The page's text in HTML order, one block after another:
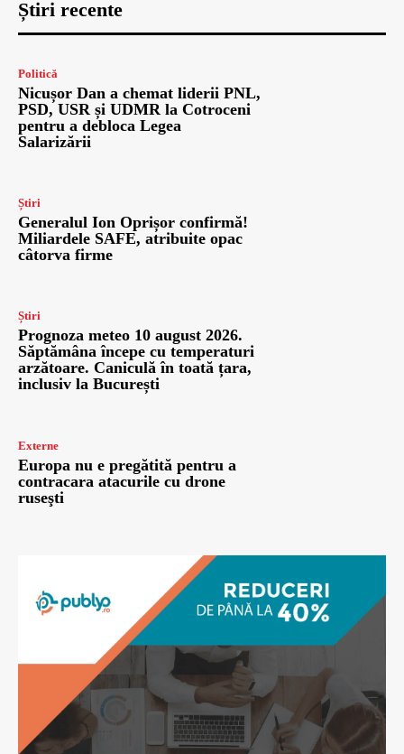
Știri recente
Politică
Nicușor Dan a chemat liderii PNL,
PSD, USR și UDMR la Cotroceni
pentru a debloca Legea
Salarizării
Știri
Generalul Ion Oprișor confirmă!
Miliardele SAFE, atribuite opac
câtorva firme
Știri
Prognoza meteo 10 august 2026.
Săptămâna începe cu temperaturi
arzătoare. Caniculă în toată țara,
inclusiv la București
Externe
Europa nu e pregătită pentru a
contracara atacurile cu drone
ruseşti